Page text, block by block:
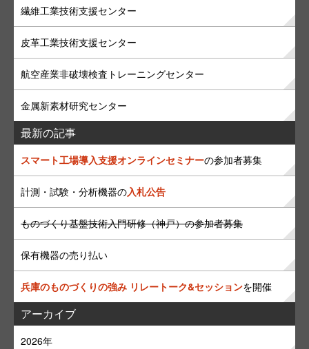
繊維工業技術支援センター
皮革工業技術支援センター
航空産業非破壊検査トレーニングセンター
金属新素材研究センター
最新の記事
スマート工場導入支援オンラインセミナーの参加者募集
計測・試験・分析機器の入札公告
ものづくり基盤技術入門研修（神戸）の参加者募集
保有機器の売り払い
兵庫のものづくりの強み リレートーク&セッションを開催
アーカイブ
2026年